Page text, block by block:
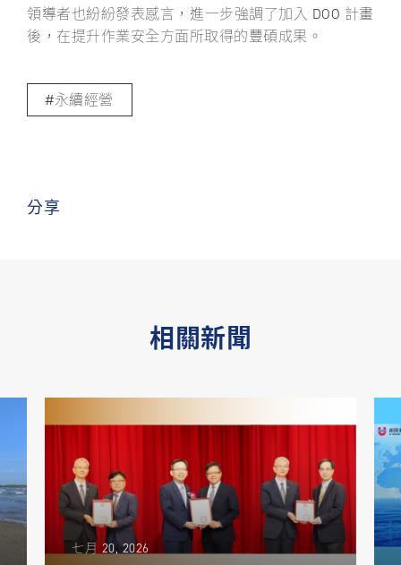
領導者也紛紛發表感言，進一步強調了加入 DOO 計畫
後，在提升作業安全方面所取得的豐碩成果。
永續經營
分享
相關新聞
七月 20, 2026